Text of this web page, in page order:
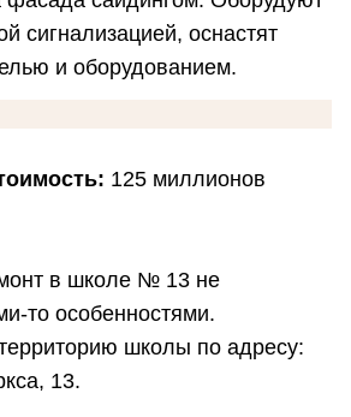
сигнализацией, оснастят
и оборудованием.
125 миллионов
в школе № 13 не
то особенностями.
школы по адресу:
13.